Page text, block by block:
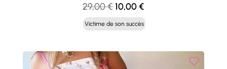
29,00€ Le
prix
initial
29,00 €.
10,00€Le
prix
actuel
Victime de son succès